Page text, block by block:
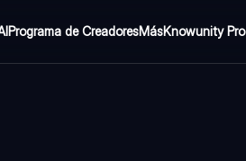
Programa de CreadoresMásKnowunity Pro